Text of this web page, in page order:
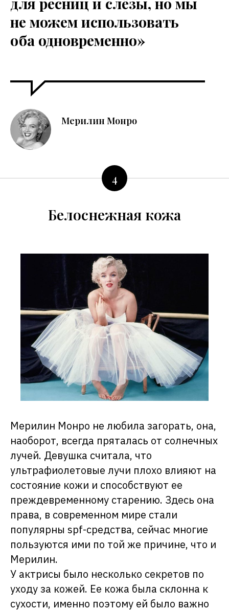
не можем использовать
оба одновременно»
Мерилин Монро
4
Белоснежная кожа
Мерилин Монро не любила загорать, она,
наоборот, всегда пряталась от солнечных
лучей. Девушка считала, что
ультрафиолетовые лучи плохо влияют на
состояние кожи и способствуют ее
преждевременному старению. Здесь она
права, в современном мире стали
популярны spf-средства, сейчас многие
пользуются ими по той же причине, что и
Мерилин.
У актрисы было несколько секретов по
уходу за кожей. Ее кожа была склонна к
сухости, именно поэтому ей было важно